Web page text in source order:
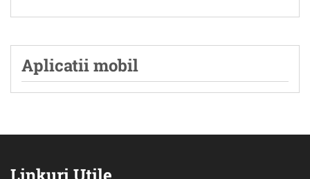
Aplicatii mobil